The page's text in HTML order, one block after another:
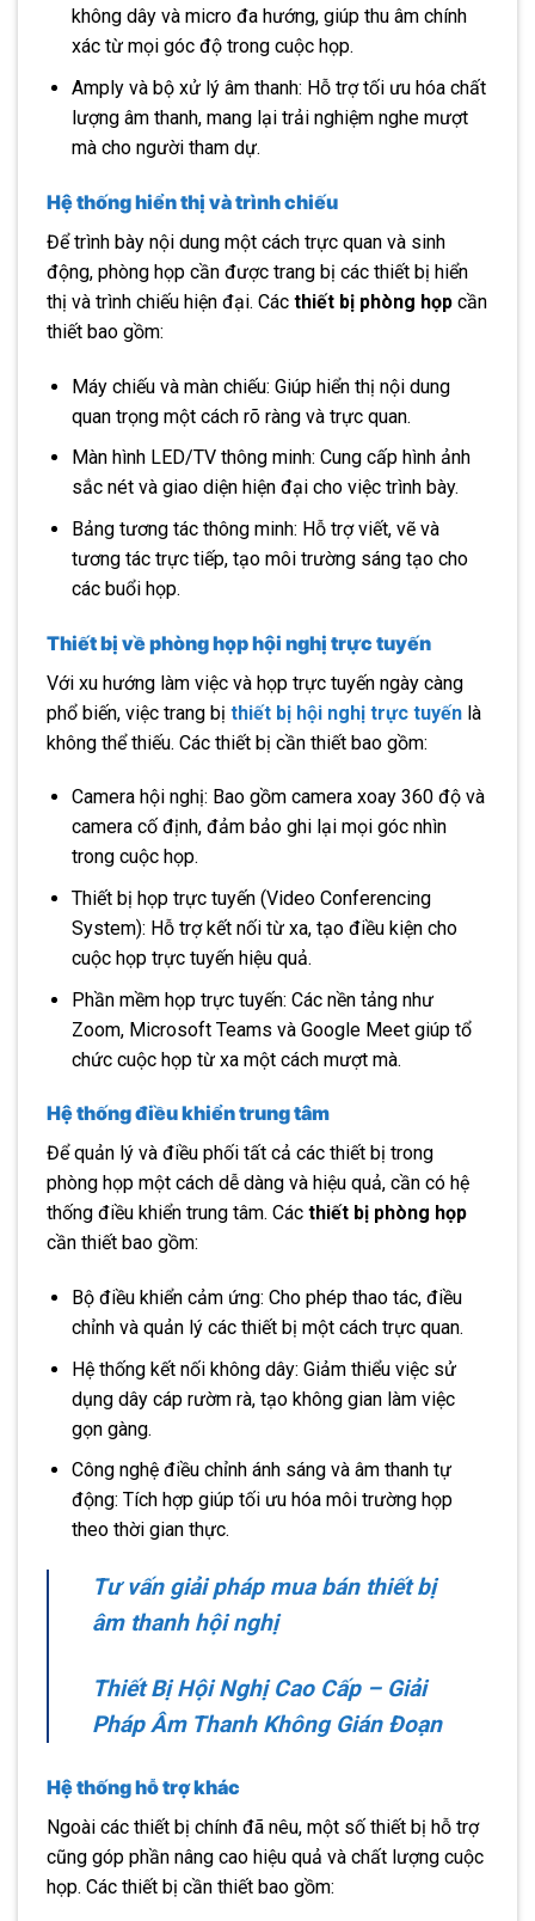
không dây và micro đa hướng, giúp thu âm chính
xác từ mọi góc độ trong cuộc họp.
Amply và bộ xử lý âm thanh: Hỗ trợ tối ưu hóa chất
lượng âm thanh, mang lại trải nghiệm nghe mượt
mà cho người tham dự.
Hệ thống hiển thị và trình chiếu
Để trình bày nội dung một cách trực quan và sinh
động, phòng họp cần được trang bị các thiết bị hiển
thị và trình chiếu hiện đại. Các thiết bị phòng họp cần
thiết bao gồm:
Máy chiếu và màn chiếu: Giúp hiển thị nội dung
quan trọng một cách rõ ràng và trực quan.
Màn hình LED/TV thông minh: Cung cấp hình ảnh
sắc nét và giao diện hiện đại cho việc trình bày.
Bảng tương tác thông minh: Hỗ trợ viết, vẽ và
tương tác trực tiếp, tạo môi trường sáng tạo cho
các buổi họp.
Thiết bị về phòng họp hội nghị trực tuyến
Với xu hướng làm việc và họp trực tuyến ngày càng
phổ biến, việc trang bị thiết bị hội nghị trực tuyến là
không thể thiếu. Các thiết bị cần thiết bao gồm:
Camera hội nghị: Bao gồm camera xoay 360 độ và
camera cố định, đảm bảo ghi lại mọi góc nhìn
trong cuộc họp.
Thiết bị họp trực tuyến (Video Conferencing
System): Hỗ trợ kết nối từ xa, tạo điều kiện cho
cuộc họp trực tuyến hiệu quả.
Phần mềm họp trực tuyến: Các nền tảng như
Zoom, Microsoft Teams và Google Meet giúp tổ
chức cuộc họp từ xa một cách mượt mà.
Hệ thống điều khiển trung tâm
Để quản lý và điều phối tất cả các thiết bị trong
phòng họp một cách dễ dàng và hiệu quả, cần có hệ
thống điều khiển trung tâm. Các thiết bị phòng họp
cần thiết bao gồm:
Bộ điều khiển cảm ứng: Cho phép thao tác, điều
chỉnh và quản lý các thiết bị một cách trực quan.
Hệ thống kết nối không dây: Giảm thiểu việc sử
dụng dây cáp rườm rà, tạo không gian làm việc
gọn gàng.
Công nghệ điều chỉnh ánh sáng và âm thanh tự
động: Tích hợp giúp tối ưu hóa môi trường họp
theo thời gian thực.
Tư vấn giải pháp mua bán thiết bị
âm thanh hội nghị
Thiết Bị Hội Nghị Cao Cấp – Giải
Pháp Âm Thanh Không Gián Đoạn
Hệ thống hỗ trợ khác
Ngoài các thiết bị chính đã nêu, một số thiết bị hỗ trợ
cũng góp phần nâng cao hiệu quả và chất lượng cuộc
họp. Các thiết bị cần thiết bao gồm: